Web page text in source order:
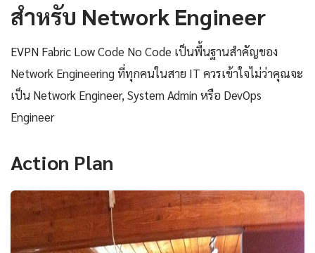
สำหรับ Network Engineer
EVPN Fabric Low Code No Code เป็นพื้นฐานสำคัญของ
Network Engineering ที่ทุกคนในสาย IT ควรเข้าใจไม่ว่าคุณจะ
เป็น Network Engineer, System Admin หรือ DevOps
Engineer
Action Plan